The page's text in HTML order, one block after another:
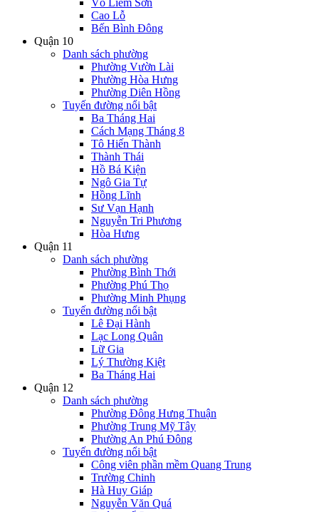
Võ Liêm Sơn
Cao Lỗ
Bến Bình Đông
Quận 10
Danh sách phường
Phường Vườn Lài
Phường Hòa Hưng
Phường Diên Hồng
Tuyến đường nổi bật
Ba Tháng Hai
Cách Mạng Tháng 8
Tô Hiến Thành
Thành Thái
Hồ Bá Kiện
Ngô Gia Tự
Hồng Lĩnh
Sư Vạn Hạnh
Nguyễn Tri Phương
Hòa Hưng
Quận 11
Danh sách phường
Phường Bình Thới
Phường Phú Thọ
Phường Minh Phụng
Tuyến đường nổi bật
Lê Đại Hành
Lạc Long Quân
Lữ Gia
Lý Thường Kiệt
Ba Tháng Hai
Quận 12
Danh sách phường
Phường Đông Hưng Thuận
Phường Trung Mỹ Tây
Phường An Phú Đông
Tuyến đường nổi bật
Công viên phần mềm Quang Trung
Trường Chinh
Hà Huy Giáp
Nguyễn Văn Quá